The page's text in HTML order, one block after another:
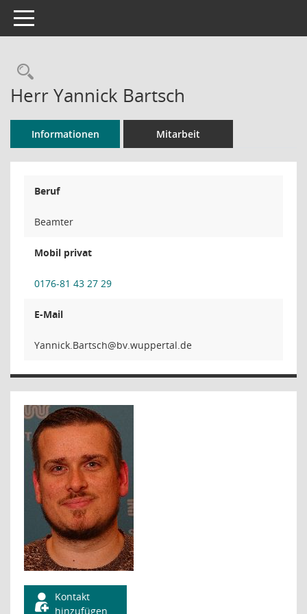
Toggle navigation
Rechercheauswahl
Herr Yannick Bartsch
Informationen Mitarbeit
Beruf
Beamter
Mobil privat
0176-81 43 27 29
E-Mail
hcstraB
Kontakt
hinzufügen